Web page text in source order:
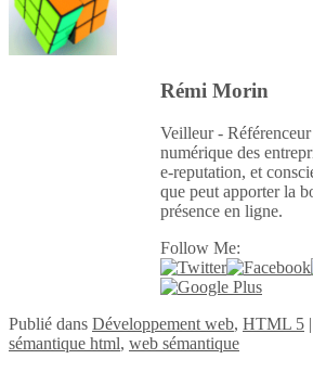
Rémi Morin
Veilleur -
numérique des
e-reputation, et
que peut apporter la
présence en ligne.
Follow Me:
Publié dans Développement web, HTML 5 |
sémantique html, web sémantique